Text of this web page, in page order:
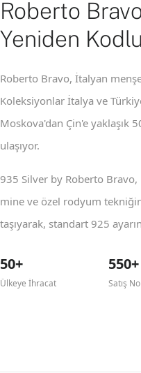
Roberto
Yeniden
Roberto Bravo, İtalyan
Koleksiyonlar İtalya ve
Moskova'dan Çin'e yaklaşık
ulaşıyor.
935 Silver by Roberto Bravo,
mine ve özel rodyum
taşıyarak, standart 925
50+
Ülkeye İhracat
550+
Satış